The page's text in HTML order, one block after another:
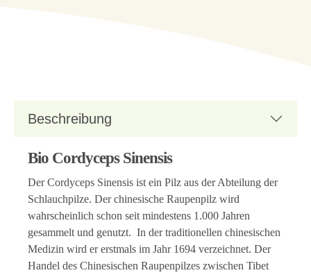
Beschreibung
Bio Cordyceps Sinensis
Der Cordyceps Sinensis ist ein Pilz aus der Abteilung der
Schlauchpilze. Der chinesische Raupenpilz wird
wahrscheinlich schon seit mindestens 1.000 Jahren
gesammelt und genutzt. In der traditionellen chinesischen
Medizin wird er erstmals im Jahr 1694 verzeichnet. Der
Handel des Chinesischen Raupenpilzes zwischen Tibet